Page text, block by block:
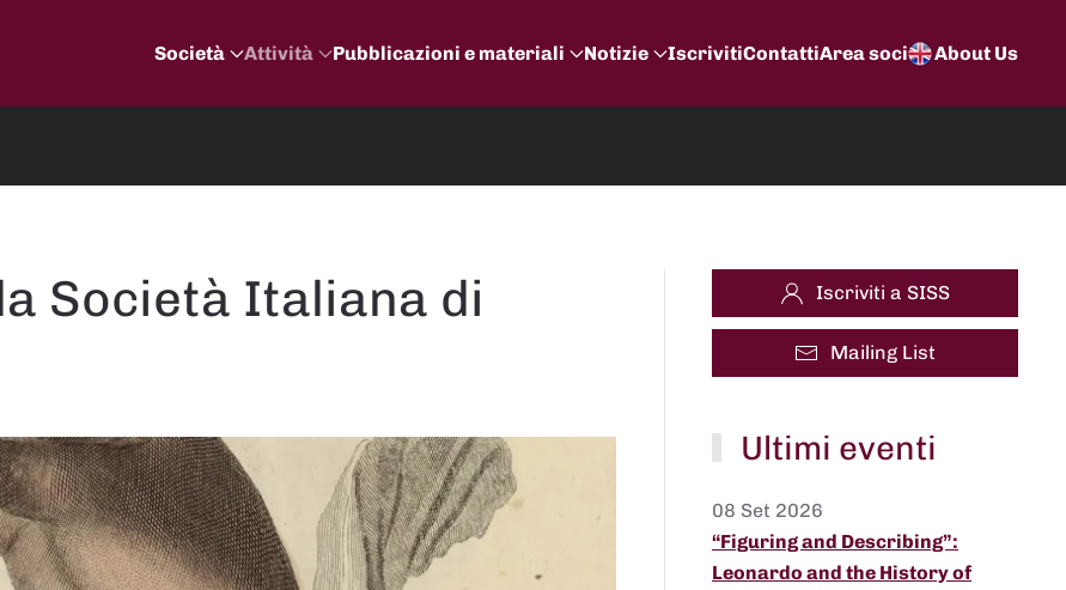
Società Attività Pubblicazioni e materiali Notizie IscrivitiContattiArea soci About Us
Società Italiana di
Iscriviti a SISS
Mailing List
Ultimi eventi
08 Set 2026
“Figuring and Describing”:
Leonardo and the History of